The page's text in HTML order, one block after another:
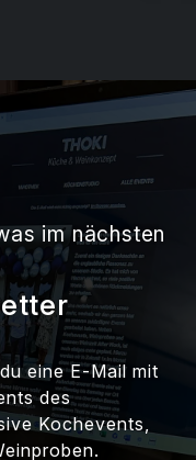
im nächsten
eine E-Mail mit
des
Kochevents,